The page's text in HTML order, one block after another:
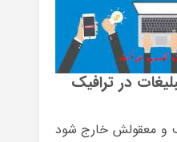
در ترافیک
و معقولش خارج شود